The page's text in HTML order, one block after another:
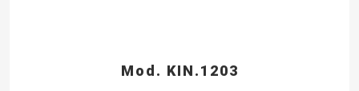
Mod. KIN.1203